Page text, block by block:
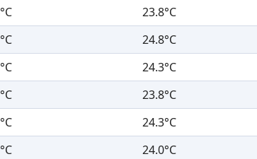
23.8°C
24.8°C
24.3°C
23.8°C
24.3°C
24.0°C